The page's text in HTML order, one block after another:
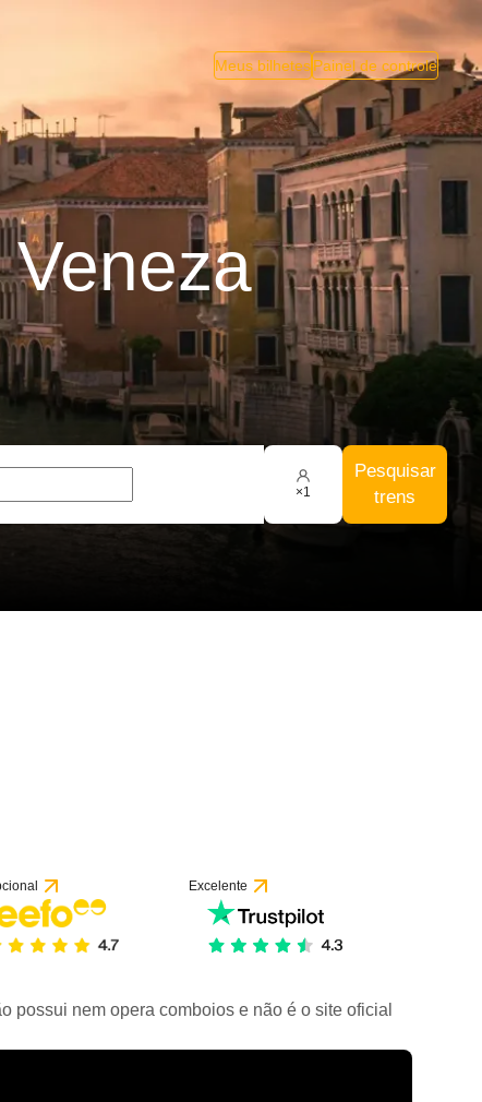
Meus bilhetesPainel de controle
×1
Pesquisar
trens
Excelente
possui nem opera comboios e não é o site oficial
avaliações